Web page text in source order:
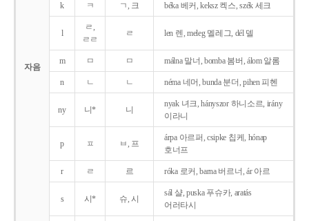
자음
k ㅋ ㄱ, 크 béka 베커, keksz 켁스, szék 세크
l
ㄹ,
ㄹㄹ
ㄹ len 렌, meleg 멜레그, dél 델
m ㅁ ㅁ málna 말너, bomba 봄버, álom 알롬
n ㄴ ㄴ néma 네머, bunda 분더, pihen 피헨
ny 니* 니
nyak 녀크, hányszor 하니소르, irány
이라니
p ㅍ ㅂ, 프
árpa 아르퍼, csipke 칩케, hónap
호너프
r ㄹ 르 róka 로커, barna 버르너, ár 아르
s 시* 슈, 시
sál 샬, puska 푸슈카, aratás
어러타시